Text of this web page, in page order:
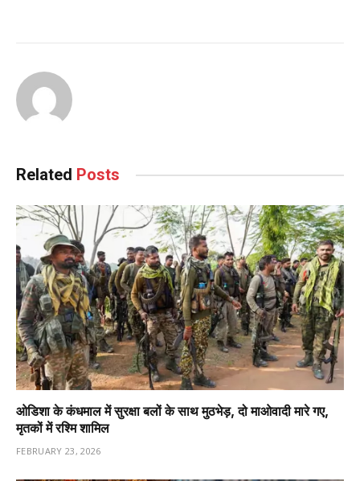
Related Posts
ओडिशा के कंधमाल में सुरक्षा बलों के साथ मुठभेड़, दो माओवादी मारे गए,
मृतकों में रश्मि शामिल
FEBRUARY 23, 2026